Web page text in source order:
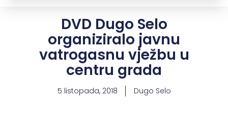
DVD Dugo Selo
organiziralo javnu
vatrogasnu vježbu u
centru grada
5 listopada, 2018 Dugo Selo